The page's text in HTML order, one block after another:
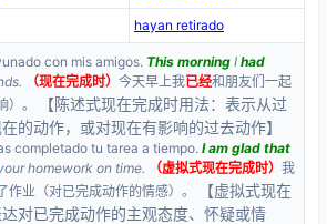
hayan retirado
con mis amigos. This morning I had
（现在完成时） 今天早上我已经和朋友们一起
）。
【陈述式现在完成时用法：表示从过
的动作，或对现在有影响的过去动作】
completado tu tarea a tiempo. I am glad that
homework on time. （虚拟式现在完成时） 我
作业（对已完成动作的情感）。
【虚拟式现在
对已完成动作的主观态度、怀疑或情